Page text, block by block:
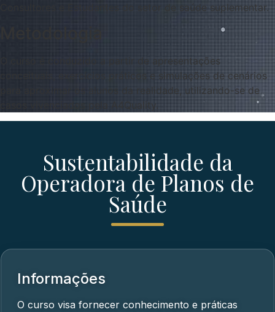
Consultores e Estudantes do setor de saúde suplementar.
O curso é conduzido a partir de apresentações
conceituais, exercícios práticos e simulações de cenários
para aproximar os alunos da realidade, utilizando-se de
casos vivenciados pela A4Quality.
Sustentabilidade da
Operadora de Planos de
Saúde
Informações
O curso visa fornecer conhecimento e práticas